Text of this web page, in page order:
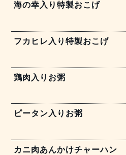
海の幸入り特製おこげ
フカヒレ入り特製おこげ
鶏肉入りお粥
ピータン入りお粥
カニ肉あんかけチャーハン